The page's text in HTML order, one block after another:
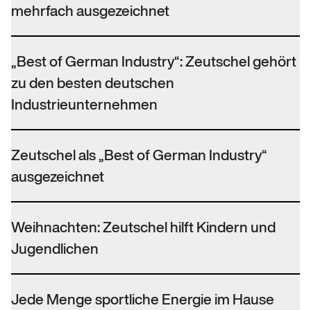
mehrfach ausgezeichnet
„Best of German Industry“: Zeutschel gehört
zu den besten deutschen
Industrieunternehmen
Zeutschel als „Best of German Industry“
ausgezeichnet
Weihnachten: Zeutschel hilft Kindern und
Jugendlichen
Jede Menge sportliche Energie im Hause